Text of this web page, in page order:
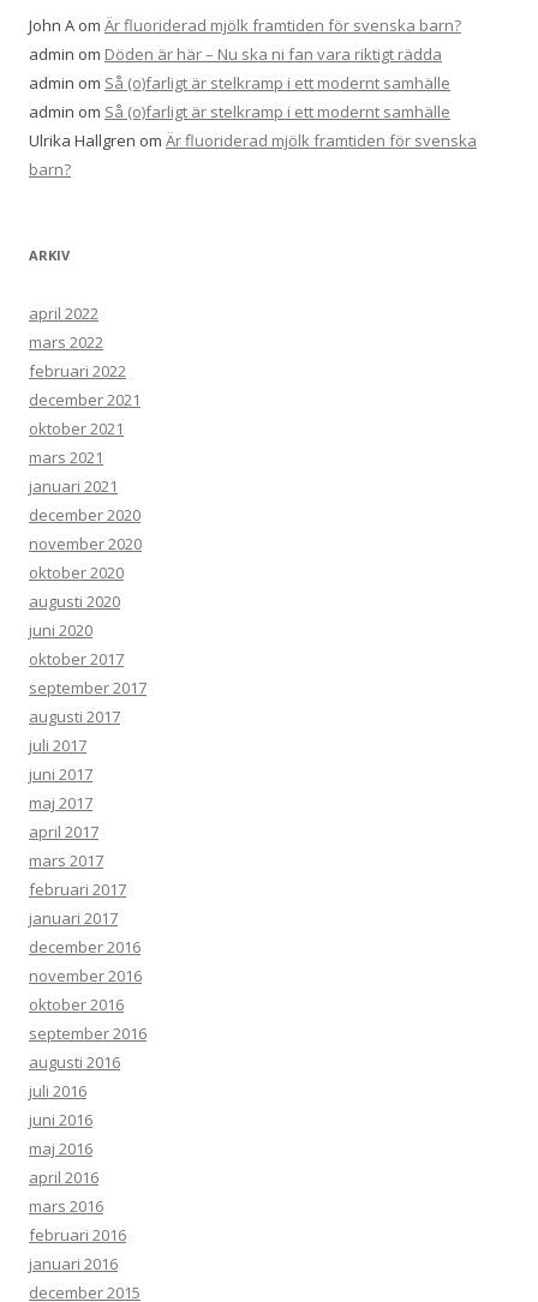
John A om Är fluoriderad mjölk framtiden för svenska barn?
admin om Döden är här – Nu ska ni fan vara riktigt rädda
admin om Så (o)farligt är stelkramp i ett modernt samhälle
admin om Så (o)farligt är stelkramp i ett modernt samhälle
Ulrika Hallgren om Är fluoriderad mjölk framtiden för svenska
barn?
ARKIV
april 2022
mars 2022
februari 2022
december 2021
oktober 2021
mars 2021
januari 2021
december 2020
november 2020
oktober 2020
augusti 2020
juni 2020
oktober 2017
september 2017
augusti 2017
juli 2017
juni 2017
maj 2017
april 2017
mars 2017
februari 2017
januari 2017
december 2016
november 2016
oktober 2016
september 2016
augusti 2016
juli 2016
juni 2016
maj 2016
april 2016
mars 2016
februari 2016
januari 2016
december 2015